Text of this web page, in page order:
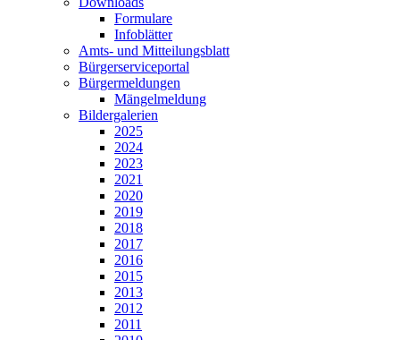
Formulare
Infoblätter
Amts- und Mitteilungsblatt
Bürgerserviceportal
Bürgermeldungen
Mängelmeldung
Bildergalerien
2025
2024
2023
2021
2020
2019
2018
2017
2016
2015
2013
2012
2011